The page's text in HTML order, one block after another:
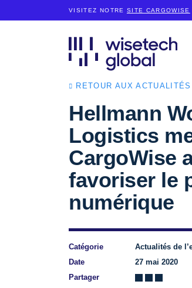
VISITEZ NOTRE SITE CARGOWISE
RETOUR AUX ACTUALITÉS
Hellmann
Logistics
CargoWise
favoriser le
numérique
Catégorie
Actualités de
Date
27 mai 2020
Partager